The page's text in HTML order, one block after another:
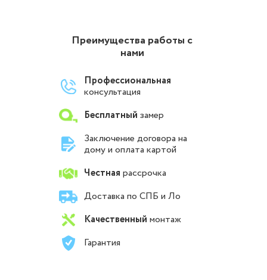
Преимущества работы с
нами
Профессиональная
консультация
Бесплатный замер
Заключение договора на
дому и оплата картой
Честная рассрочка
Доставка по СПБ и Ло
Качественный монтаж
Гарантия